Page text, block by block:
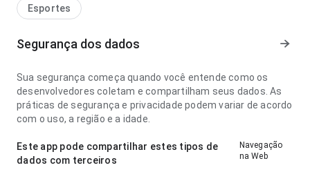
Esportes
Segurança dos dados
Sua segurança começa quando você entende como os
desenvolvedores coletam e compartilham seus dados. As
práticas de segurança e privacidade podem variar de acordo
com o uso, a região e a idade.
Este app pode compartilhar estes tipos de
dados com terceiros
Navegação
na Web